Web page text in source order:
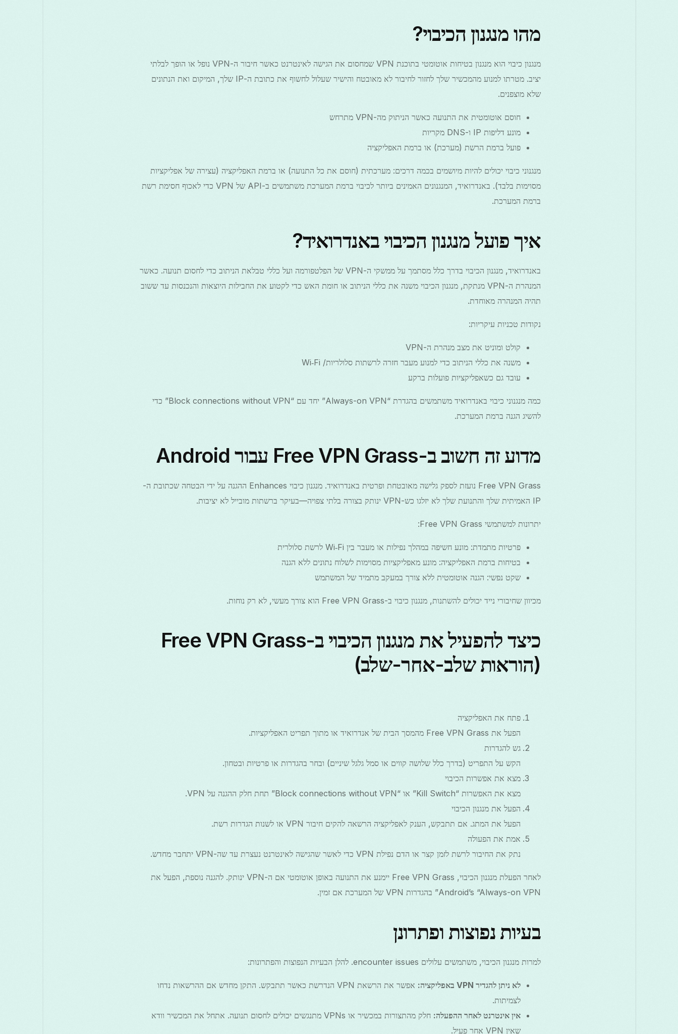
מהו מנגנון הכיבוי?
מנגנון כיבוי הוא מנגנון בטיחות אוטומטי בתוכנת VPN שמחסום את הגישה לאינטרנט כאשר חיבור ה-VPN נופל או הופך לבלתי
יציב. מטרתו למנוע מהמכשיר שלך לחזור לחיבור לא מאובטח והישיר שעלול לחשוף את כתובת ה-IP שלך, המיקום ואת הנתונים
שלא מוצפנים.
חוסם אוטומטית את התנועה כאשר הניתוק מה-VPN מתרחש
מונע דליפות IP ו-DNS מקריות
פועל ברמת הרשת (מערכת) או ברמת האפליקציה
מנגנוני כיבוי יכולים להיות מיושמים בכמה דרכים: מערכתית (חוסם את כל התנועה) או ברמת האפליקציה (עצירה של אפליקציות
מסוימות בלבד). באנדרואיד, המנגנונים האמינים ביותר לכיבוי ברמת המערכת משתמשים ב-API של VPN כדי לאכוף חסימת רשת
ברמת המערכת.
איך פועל מנגנון הכיבוי באנדרואיד?
באנדרואיד, מנגנון הכיבוי בדרך כלל מסתמך על ממשקי ה-VPN של הפלטפורמה ועל כללי טבלאת הניתוב כדי לחסום תנועה. כאשר
המנהרת ה-VPN מנתקת, מנגנון הכיבוי משנה את כללי הניתוב או חומת האש כדי לקטוע את החבילות היוצאות והנכנסות עד ששוב
תהיה המנהרה מאוחדת.
נקודות טכניות עיקריות:
קולט ומוניט את מצב מנהרת ה-VPN
משנה את כללי הניתוב כדי למנוע מעבר חזרה לרשתות סלולריות/ Wi‑Fi
עובד גם כשאפליקציות פועלות ברקע
כמה מנגנוני כיבוי באנדרואיד משתמשים בהגדרת “Always-on VPN” יחד עם “Block connections without VPN” כדי
להשיג הגנה ברמת המערכת.
מדוע זה חשוב ב-Free VPN Grass עבור Android
Free VPN Grass נועזת לספק גלישה מאובטחת ופרטית באנדרואיד. מנגנון כיבוי Enhances ההגנה על ידי הבטחה שכתובת ה-
IP האמיתית שלך והתנועת שלך לא יזלגו כש-VPN ינותק בצורה בלתי צפויה—בעיקר ברשתות מובייל לא יציבות.
יתרונות למשתמשי Free VPN Grass:
פרטיות מתמדת: מונע חשיפה במהלך נפילות או מעבר בין Wi‑Fi לרשת סלולרית
בטיחות ברמת האפליקציה: מונע מאפליקציות מסוימות לשלוח נתונים ללא הגנה
שקט נפשי: הגנה אוטומטית ללא צורך במעקב מתמיד של המשתמש
מכיוון שחיבורי נייד יכולים להשתנות, מנגנון כיבוי ב-Free VPN Grass הוא צורך מעשי, לא רק נוחות.
כיצד להפעיל את מנגנון הכיבוי ב-Free VPN Grass
(הוראות שלב-אחר-שלב)
פתח את האפליקציה
הפעל את Free VPN Grass מהמסך הבית של אנדרואיד או מתוך תפריט האפליקציות.
גש להגדרות
הקש על התפריט (בדרך כלל שלושה קווים או סמל גלגל שיניים) ובחר בהגדרות או פרטיות ובטחון.
מצא את אפשרות הכיבוי
מצא את האפשרות “Kill Switch” או “Block connections without VPN” תחת חלק ההגנה על VPN.
הפעל את מנגנון הכיבוי
הפעל את המתג. אם תתבקש, הענק לאפליקציה הרשאה להקים חיבור VPN או לשנות הגדרות רשת.
אמת את הפעולה
נתק את החיבור לרשת לזמן קצר או הדם נפילת VPN כדי לאשר שהגישה לאינטרנט נעצרת עד שה-VPN יתחבר מחדש.
לאחר הפעלת מנגנון הכיבוי, Free VPN Grass יימנע את התנועה באופן אוטומטי אם ה-VPN ינותק. להגנה נוספת, הפעל את
Android’s “Always-on VPN” בהגדרות VPN של המערכת אם זמין.
בעיות נפוצות ופתרונן
למרות מנגנון הכיבוי, משתמשים עלולים encounter issues. להלן הבעיות הנפוצות והפתרונות:
לא ניתן להגדיר VPN באפליקציה:
אפשר את הרשאת VPN הנדרשת כאשר תתבקש. התקן מחדש אם ההרשאות נדחו
לצמיתות.
אין אינטרנט לאחר ההפעלה:
חלק מהתצורות במכשיר או VPNs מתנגשים יכולים לחסום תנועה. אתחל את המכשיר וודא
שאין VPN אחר פעיל.